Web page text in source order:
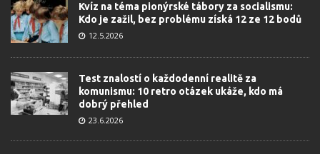
Kvíz na téma pionýrské tábory za socialismu:
Kdo je zažil, bez problému získá 12 ze 12 bodů
12.5.2026
Test znalostí o každodenní realitě za
komunismu: 10 retro otázek ukáže, kdo má
dobrý přehled
23.6.2026